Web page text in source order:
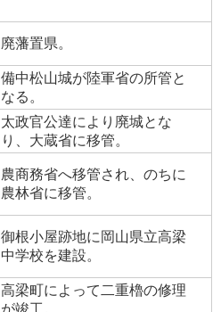
廃藩置県。
備中松山城が陸軍省の所管と
なる。
太政官公達により廃城とな
り、大蔵省に移管。
農商務省へ移管され、のちに
農林省に移管。
御根小屋跡地に岡山県立高梁
中学校を建設。
高梁町によって二重櫓の修理
が竣工。